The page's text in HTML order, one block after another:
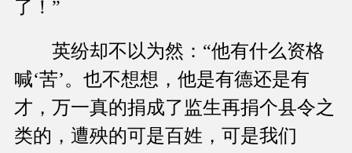
了！”
英纷却不以为然：“他有什么资格
喊‘苦’。也不想想，他是有德还是有
才，万一真的捐成了监生再捐个县令之
类的，遭殃的可是百姓，可是我们